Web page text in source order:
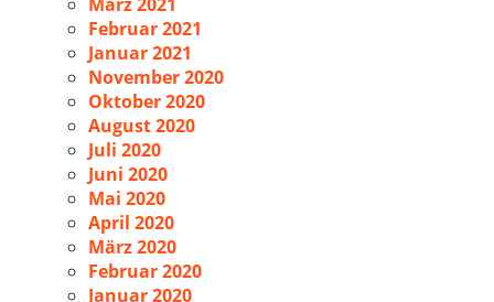
Februar 2021
Januar 2021
November 2020
Oktober 2020
August 2020
Juli 2020
Juni 2020
Mai 2020
April 2020
März 2020
Februar 2020
Januar 2020